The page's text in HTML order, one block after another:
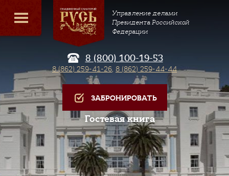
Управление делами
Президента Российской
Федерации
8 (800) 100-19-53
8 (862) 259-41-26, 8 (862) 259-44-44
ЗАБРОНИРОВАТЬ
Гостевая книга